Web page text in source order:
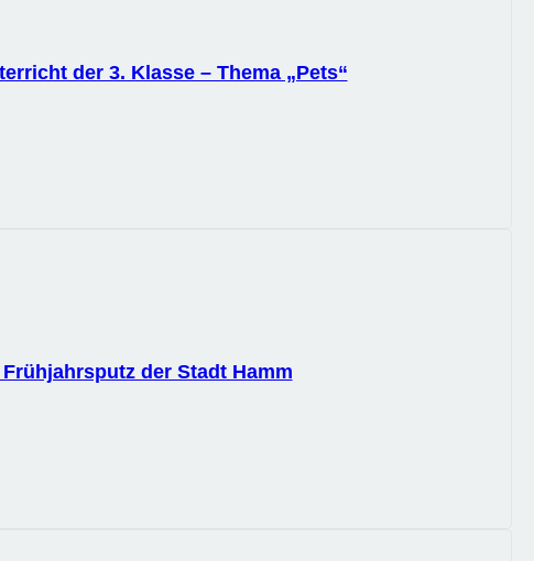
der 3. Klasse – Thema „Pets“
der Stadt Hamm